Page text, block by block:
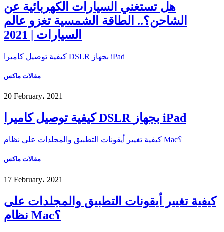
هل تستغني السيارات الكهربائية عن
الشاحن؟.. الطاقة الشمسية تغزو عالم
السيارات | 2021
كيفية توصيل كاميرا DSLR بجهاز iPad
مقالات ماكس
20 February، 2021
كيفية توصيل كاميرا DSLR بجهاز iPad
كيفية تغيير أيقونات التطبيق والمجلدات على نظام Mac؟
مقالات ماكس
17 February، 2021
كيفية تغيير أيقونات التطبيق والمجلدات على
نظام Mac؟